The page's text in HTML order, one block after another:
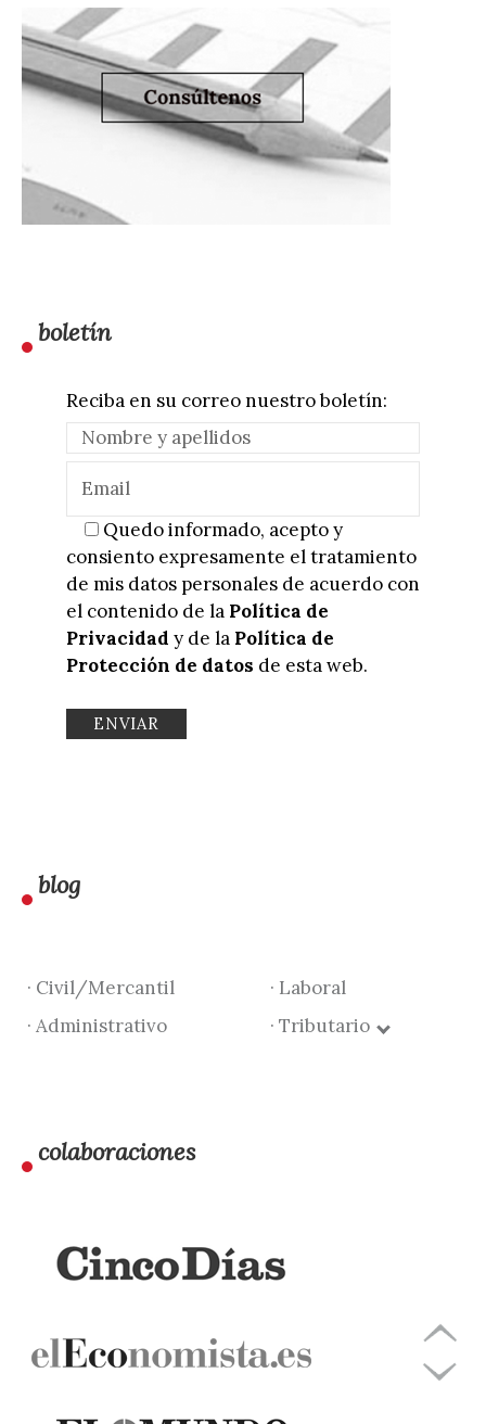
boletín
Reciba en su correo nuestro boletín:
Quedo informado, acepto y
consiento expresamente el tratamiento
de mis datos personales de acuerdo con
el contenido de la Política de
Privacidad y de la Política de
Protección de datos de esta web.
blog
· Civil/Mercantil
· Laboral
· Administrativo
· Tributario
colaboraciones